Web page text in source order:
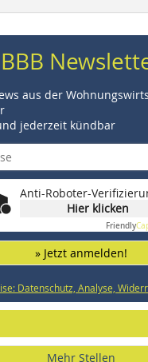
BBB
aus der
jederzeit kündbar
Anti-Roboter-
Hier klicken
Friendly
» Jetzt anmelden!
Datenschutz, Analyse,
Mehr Stellen